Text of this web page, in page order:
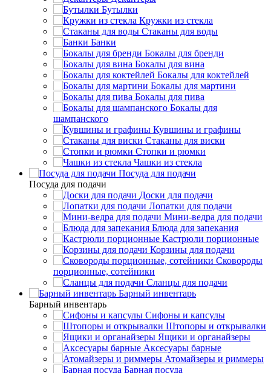
Бутылки
Кружки из стекла
Стаканы для воды
Банки
Бокалы для бренди
Бокалы для вина
Бокалы для коктейлей
Бокалы для мартини
Бокалы для пива
Бокалы для
шампанского
Кувшины и графины
Стаканы для виски
Стопки и рюмки
Чашки из стекла
Посуда для подачи
Посуда для подачи
Доски для подачи
Лопатки для подачи
Мини-ведра для подачи
Блюда для запекания
Кастрюли порционные
Корзины для подачи
Сковороды
порционные, сотейники
Сланцы для подачи
Барный инвентарь
Барный инвентарь
Сифоны и капсулы
Штопоры и открывалки
Ящики и органайзеры
Аксесуары барные
Атомайзеры и риммеры
Барная посуда